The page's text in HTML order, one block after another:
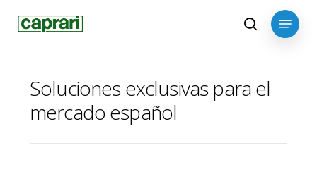
search
Menu
Soluciones exclusivas para el
mercado español